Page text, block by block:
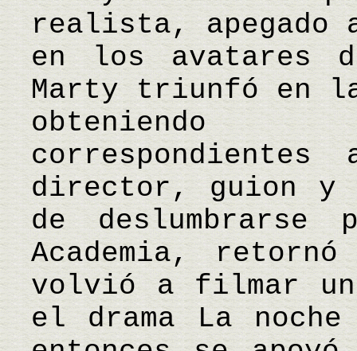
realista, apegado
en los avatares
Marty triunfó en
director, guion y
de
Academia,
volvió a filmar
el drama La